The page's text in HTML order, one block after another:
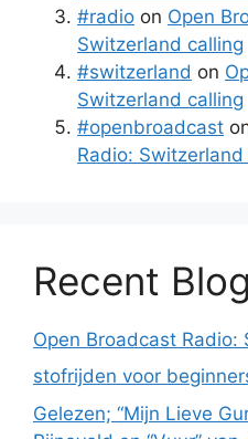
#radio on Open
Switzerland calling
#switzerland on
Switzerland calling
#openbroadcast
Radio: Switzerland
Recent
Open Broadcast Radio:
stofrijden voor
Gelezen; “Mijn Lieve